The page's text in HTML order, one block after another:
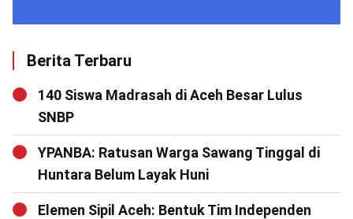
Berita Terbaru
140 Siswa Madrasah di Aceh Besar Lulus
SNBP
YPANBA: Ratusan Warga Sawang Tinggal di
Huntara Belum Layak Huni
Elemen Sipil Aceh: Bentuk Tim Independen